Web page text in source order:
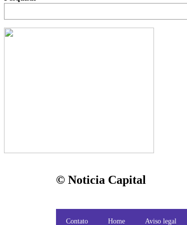
© Noticia Capital
Contato Home Aviso legal